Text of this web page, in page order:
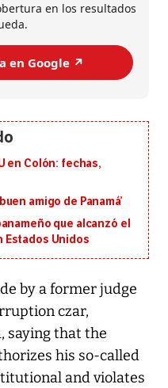
en los resultados
en Google ↗️
en Colón: fechas,
amigo de Panamá’
que alcanzó el
Estados Unidos
by a former judge
czar,
saying that the
his so-called
and violates